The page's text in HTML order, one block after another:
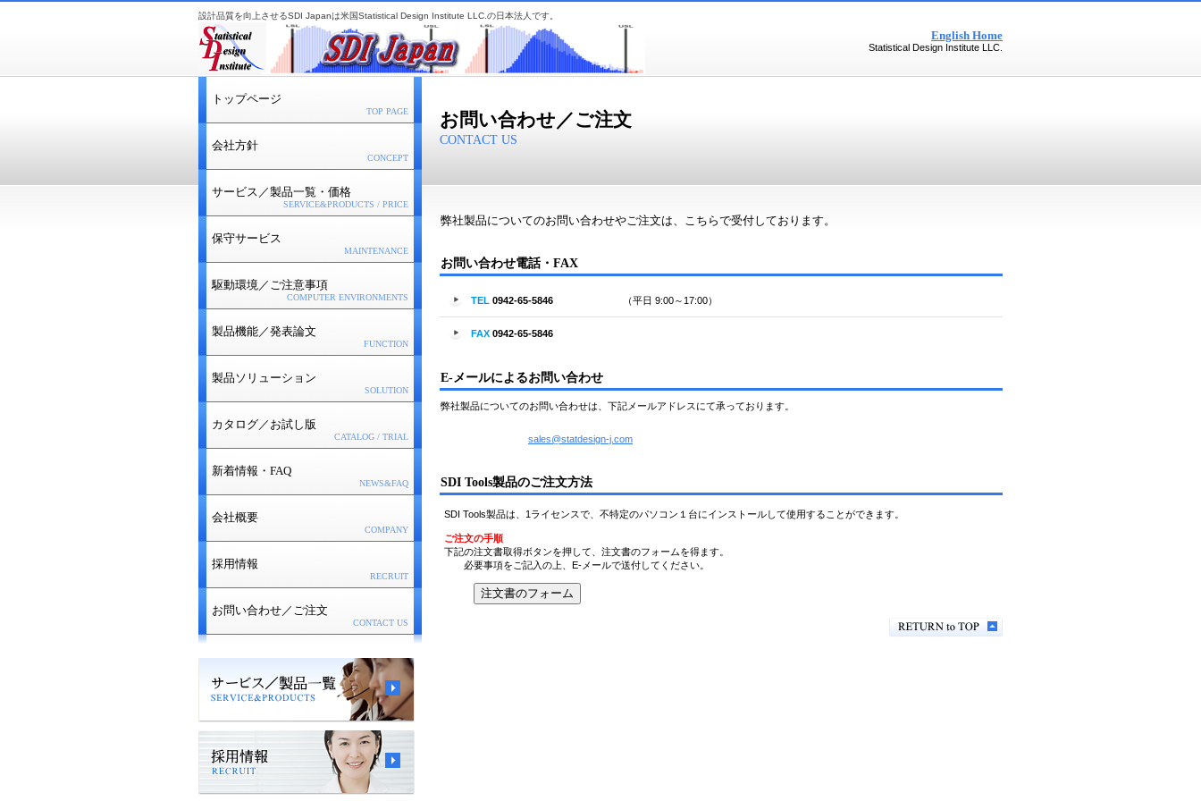
設計品質を向上させるSDI Japanは米国Statistical Design Institute LLC.の日本法人です。
English Home
Statistical Design Institute LLC.
お問い合わせ／ご注文
CONTACT US
弊社製品についてのお問い合わせやご注文は、こちらで受付しております。
お問い合わせ電話・FAX
TEL 0942-65-5846 （平日 9:00～17:00）
FAX 0942-65-5846
E-メールによるお問い合わせ
弊社製品についてのお問い合わせは、下記メールアドレスにて承っております。
sales@statdesign-j.com
SDI Tools製品のご注文方法
SDI Tools製品は、1ライセンスで、不特定のパソコン１台にインストールして使用することができます。
ご注文の手順
下記の注文書取得ボタンを押して、注文書のフォームを得ます。
必要事項をご記入の上、E-メールで送付してください。
トップページ
TOP PAGE
会社方針
CONCEPT
サービス／製品一覧・価格
SERVICE&PRODUCTS / PRICE
保守サービス
MAINTENANCE
駆動環境／ご注意事項
COMPUTER ENVIRONMENTS
製品機能／発表論文
FUNCTION
製品ソリューション
SOLUTION
カタログ／お試し版
CATALOG / TRIAL
新着情報・FAQ
NEWS&FAQ
会社概要
COMPANY
採用情報
RECRUIT
お問い合わせ／ご注文
CONTACT US